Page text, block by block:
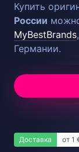
Купить
России
MyBestBrands,
Германии.
Доставка от 1